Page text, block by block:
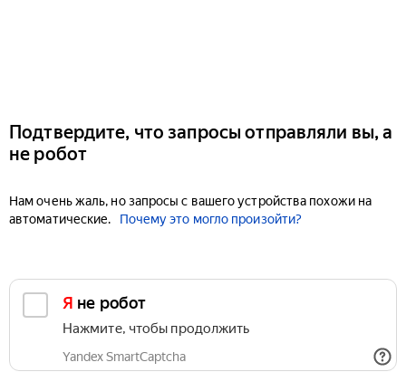
Подтвердите, что запросы отправляли вы, а
не робот
Нам очень жаль, но запросы с вашего устройства похожи на
автоматические.
Почему это могло произойти?
Я не робот
Нажмите, чтобы продолжить
Yandex SmartCaptcha